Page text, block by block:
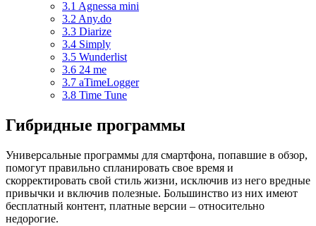
3.1 Agnessa mini
3.2 Any.do
3.3 Diarize
3.4 Simply
3.5 Wunderlist
3.6 24 me
3.7 aTimeLogger
3.8 Time Tune
Гибридные программы
Универсальные программы для смартфона, попавшие в обзор,
помогут правильно спланировать свое время и
скорректировать свой стиль жизни, исключив из него вредные
привычки и включив полезные. Большинство из них имеют
бесплатный контент, платные версии – относительно
недорогие.